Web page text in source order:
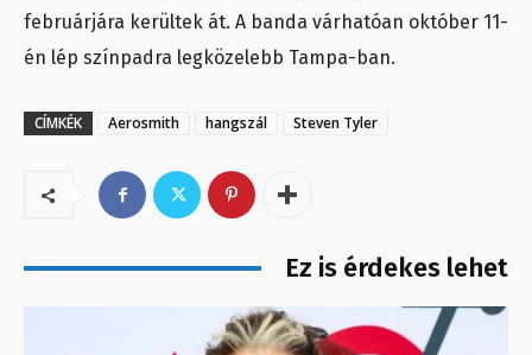
februárjára kerültek át. A banda várhatóan október 11-
én lép színpadra legközelebb Tampa-ban.
CÍMKÉK Aerosmith hangszál Steven Tyler
Ez is érdekes lehet